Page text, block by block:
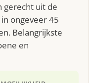
gerecht uit de
ongeveer 45
Belangrijkste
en